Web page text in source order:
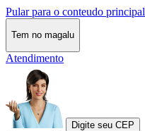
Pular para o conteudo principal
Tem no magalu
Atendimento
Digite seu CEP